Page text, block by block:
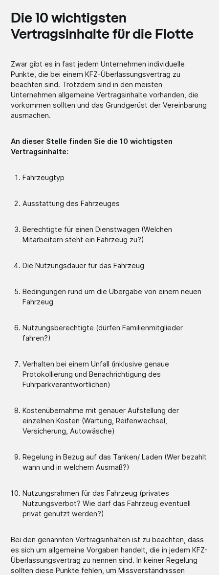
Die 10 wichtigsten
Vertragsinhalte für die Flotte
Zwar gibt es in fast jedem Unternehmen individuelle
Punkte, die bei einem KFZ-Überlassungsvertrag zu
beachten sind. Trotzdem sind in den meisten
Unternehmen allgemeine Vertragsinhalte vorhanden, die
vorkommen sollten und das Grundgerüst der Vereinbarung
ausmachen.
An dieser Stelle finden Sie die 10 wichtigsten
Vertragsinhalte:
Fahrzeugtyp
Ausstattung des Fahrzeuges
Berechtigte für einen Dienstwagen (Welchen
Mitarbeitern steht ein Fahrzeug zu?)
Die Nutzungsdauer für das Fahrzeug
Bedingungen rund um die Übergabe von einem neuen
Fahrzeug
Nutzungsberechtigte (dürfen Familienmitglieder
fahren?)
Verhalten bei einem Unfall (inklusive genaue
Protokollierung und Benachrichtigung des
Fuhrparkverantwortlichen)
Kostenübernahme mit genauer Aufstellung der
einzelnen Kosten (Wartung, Reifenwechsel,
Versicherung, Autowäsche)
Regelung in Bezug auf das Tanken/ Laden (Wer bezahlt
wann und in welchem Ausmaß?)
Nutzungsrahmen für das Fahrzeug (privates
Nutzungsverbot? Wie darf das Fahrzeug eventuell
privat genutzt werden?)
Bei den genannten Vertragsinhalten ist zu beachten, dass
es sich um allgemeine Vorgaben handelt, die in jedem KFZ-
Überlassungsvertrag zu nennen sind. In keiner Regelung
sollten diese Punkte fehlen, um Missverständnissen